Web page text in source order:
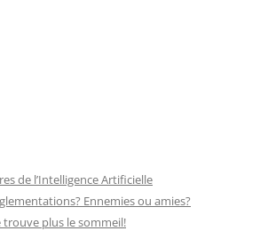
de l’Intelligence Artificielle
Ennemies ou amies?
trouve plus le sommeil!